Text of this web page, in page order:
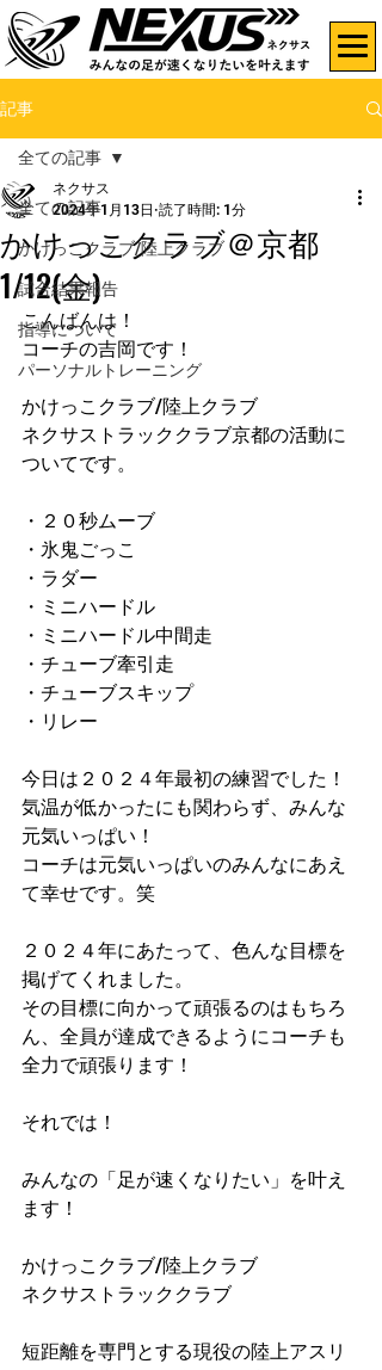
記事
全ての記事
かけっこクラブ/陸上クラブ
試合結果報告
指導について
パーソナルトレーニング
全ての記事
かけっこクラブ＠京都
1/12(金)
ネクサス
2024年1月13日 読了時間: 1分
こんばんは！
コーチの吉岡です！
かけっこクラブ/陸上クラブ
ネクサストラッククラブ京都の活動に
ついてです。
・２０秒ムーブ
・氷鬼ごっこ
・ラダー
・ミニハードル
・ミニハードル中間走
・チューブ牽引走
・チューブスキップ
・リレー
今日は２０２４年最初の練習でした！
気温が低かったにも関わらず、みんな
元気いっぱい！
コーチは元気いっぱいのみんなにあえ
て幸せです。笑
２０２４年にあたって、色んな目標を
掲げてくれました。
その目標に向かって頑張るのはもちろ
ん、全員が達成できるようにコーチも
全力で頑張ります！
それでは！
みんなの「足が速くなりたい」を叶え
ます！
かけっこクラブ/陸上クラブ
ネクサストラッククラブ
短距離を専門とする現役の陸上アスリ